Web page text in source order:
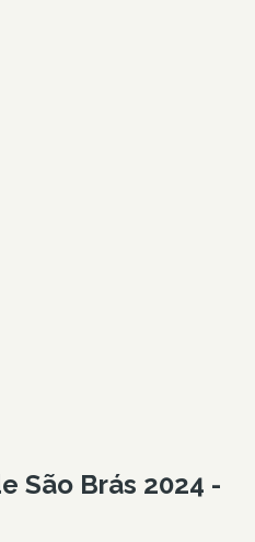
São Brás 2024 -